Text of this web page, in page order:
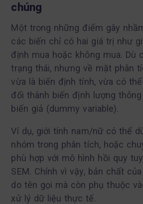
chúng
Một trong những điểm gây
các biến chỉ có hai giá trị như
định mua hoặc không mua. Dù
trạng thái, nhưng về mặt phân
vừa là biến định tính, vừa có
đổi thành biến định lượng
biến giả (dummy variable).
Ví dụ, giới tính nam/nữ có thể
nhóm trong phân tích, hoặc
phù hợp với mô hình hồi quy
SEM. Chính vì vậy, bản chất
do tên gọi mà còn phụ thuộc
xử lý dữ liệu thực tế.